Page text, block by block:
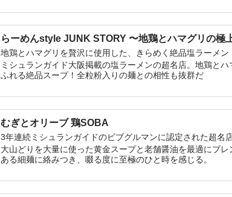
らーめんstyle JUNK STORY 〜地鶏とハマグリの極
地鶏とハマグリを贅沢に使用した、きらめく絶品塩ラーメン
ミシュランガイド大阪掲載の塩ラーメンの超名店。地鶏と
ふれる絶品スープ！全粒粉入りの麺との相性も抜群だ
むぎとオリーブ 鶏SOBA
3年連続ミシュランガイドのビブグルマンに認定された超名
大山どりを大量に使った黄金スープと老舗醤油を最適にブ
ある細麺に絡みつき、啜る度に至極のひと時を感じる。